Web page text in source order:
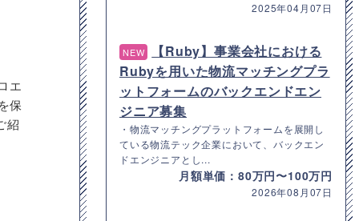
エ
保
紹
2025年04月07日
NEW
【Ruby】事業会社における
Rubyを用いた物流マッチングプラ
ットフォームのバックエンドエン
ジニア募集
・物流マッチングプラットフォームを展開し
ている物流テック企業において、バックエン
ドエンジニアとし...
月額単価：80万円〜100万円
2026年08月07日